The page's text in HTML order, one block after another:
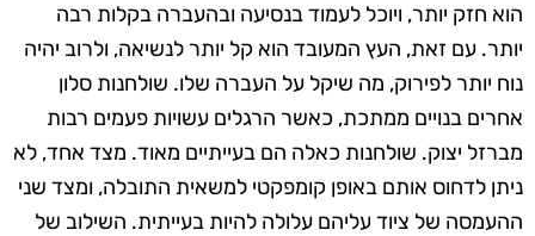
הוא חזק יותר, ויוכל לעמוד בנסיעה ובהעברה בקלות רבה
יותר. עם זאת, העץ המעובד הוא קל יותר לנשיאה, ולרוב יהיה
נוח יותר לפירוק, מה שיקל על העברה שלו. שולחנות סלון
אחרים בנויים ממתכת, כאשר הרגלים עשויות פעמים רבות
מברזל יצוק. שולחנות כאלה הם בעייתיים מאוד. מצד אחד, לא
ניתן לדחוס אותם באופן קומפקטי למשאית התובלה, ומצד שני
ההעמסה של ציוד עליהם עלולה להיות בעייתית. השילוב של